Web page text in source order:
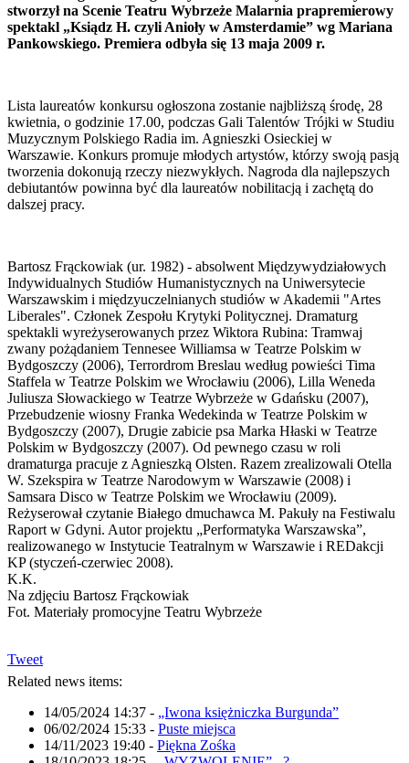
stworzył na Scenie Teatru Wybrzeże Malarnia prapremierowy
spektakl „Ksiądz H. czyli Anioły w Amsterdamie” wg Mariana
Pankowskiego. Premiera odbyła się 13 maja 2009 r.
Lista laureatów konkursu ogłoszona zostanie najbliższą środę, 28
kwietnia, o godzinie 17.00, podczas Gali Talentów Trójki w Studiu
Muzycznym Polskiego Radia im. Agnieszki Osieckiej w
Warszawie. Konkurs promuje młodych artystów, którzy swoją pasją
tworzenia dokonują rzeczy niezwykłych. Nagroda dla najlepszych
debiutantów powinna być dla laureatów nobilitacją i zachętą do
dalszej pracy.
Bartosz Frąckowiak (ur. 1982) - absolwent Międzywydziałowych
Indywidualnych Studiów Humanistycznych na Uniwersytecie
Warszawskim i międzyuczelnianych studiów w Akademii "Artes
Liberales". Członek Zespołu Krytyki Politycznej. Dramaturg
spektakli wyreżyserowanych przez Wiktora Rubina: Tramwaj
zwany pożądaniem Tennesee Williamsa w Teatrze Polskim w
Bydgoszczy (2006), Terrordrom Breslau według powieści Tima
Staffela w Teatrze Polskim we Wrocławiu (2006), Lilla Weneda
Juliusza Słowackiego w Teatrze Wybrzeże w Gdańsku (2007),
Przebudzenie wiosny Franka Wedekinda w Teatrze Polskim w
Bydgoszczy (2007), Drugie zabicie psa Marka Hłaski w Teatrze
Polskim w Bydgoszczy (2007). Od pewnego czasu w roli
dramaturga pracuje z Agnieszką Olsten. Razem zrealizowali Otella
W. Szekspira w Teatrze Narodowym w Warszawie (2008) i
Samsara Disco w Teatrze Polskim we Wrocławiu (2009).
Reżyserował czytanie Białego dmuchawca M. Pakuły na Festiwalu
Raport w Gdyni. Autor projektu „Performatyka Warszawska”,
realizowanego w Instytucie Teatralnym w Warszawie i REDakcji
KP (styczeń-czerwiec 2008).
K.K.
Na zdjęciu Bartosz Frąckowiak
Fot. Materiały promocyjne Teatru Wybrzeże
Tweet
Related news items:
14/05/2024 14:37 - „Iwona księżniczka Burgunda”
06/02/2024 15:33 - Puste miejsca
14/11/2023 19:40 - Piękna Zośka